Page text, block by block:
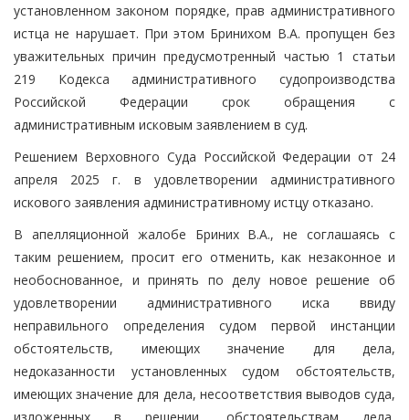
установленном законом порядке, прав административного
истца не нарушает. При этом Бринихом В.А. пропущен без
уважительных причин предусмотренный частью 1 статьи
219 Кодекса административного судопроизводства
Российской Федерации срок обращения с
административным исковым заявлением в суд.
Решением Верховного Суда Российской Федерации от 24
апреля 2025 г. в удовлетворении административного
искового заявления административному истцу отказано.
В апелляционной жалобе Бриних В.А., не соглашаясь с
таким решением, просит его отменить, как незаконное и
необоснованное, и принять по делу новое решение об
удовлетворении административного иска ввиду
неправильного определения судом первой инстанции
обстоятельств, имеющих значение для дела,
недоказанности установленных судом обстоятельств,
имеющих значение для дела, несоответствия выводов суда,